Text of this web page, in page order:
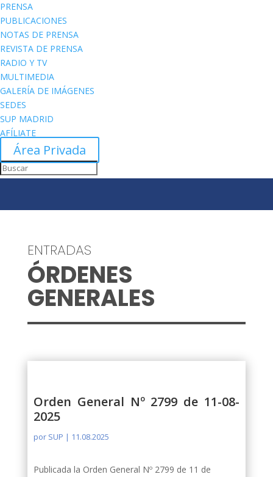
PRENSA
PUBLICACIONES
NOTAS DE PRENSA
REVISTA DE PRENSA
RADIO Y TV
MULTIMEDIA
GALERÍA DE IMÁGENES
SEDES
SUP MADRID
AFÍLIATE
Área Privada
ENTRADAS
ÓRDENES
GENERALES
Orden General Nº 2799 de 11-08-
2025
por SUP | 11.08.2025
Publicada la Orden General Nº 2799 de 11 de